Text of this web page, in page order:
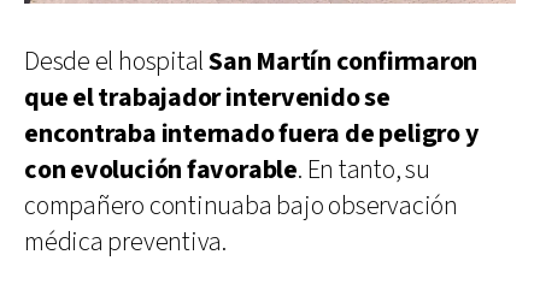
Desde el hospitalSan Martín confirmaron
que el trabajador intervenido se
encontraba internado fuera de peligro y
con evolución favorable. En tanto, su
compañero continuaba bajo observación
médica preventiva.